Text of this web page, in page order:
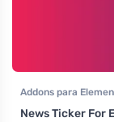
Addons para
News Ticker For